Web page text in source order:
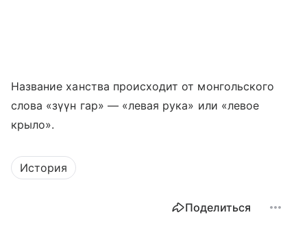
Название ханства происходит от монгольского
слова «зүүн гар» — «левая рука» или «левое
крыло».
История
Поделиться